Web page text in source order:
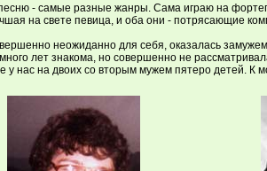
- самые разные жанры. Сама играю на
на свете певица, и оба они - потрясающие
неожиданно для себя, оказалась
лет знакома, но совершенно не
нас на двоих со вторым мужем пятеро детей. К